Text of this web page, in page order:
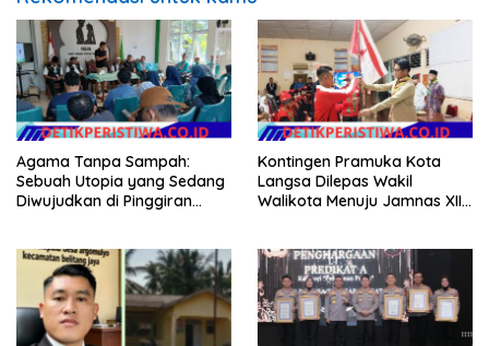
Agama Tanpa Sampah:
Sebuah Utopia yang Sedang
Diwujudkan di Pinggiran
Kontingen Pramuka Kota
Langsa Dilepas Wakil
Walikota Menuju Jamnas XII